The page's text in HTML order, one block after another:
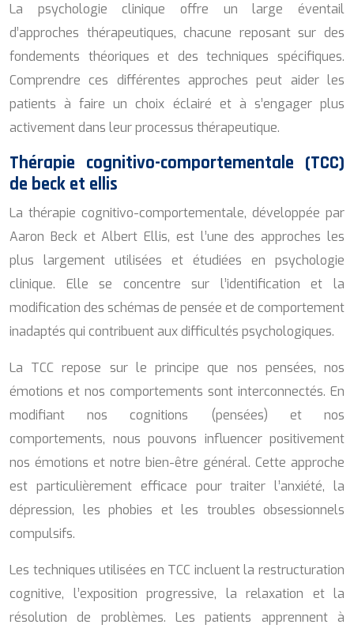
La psychologie clinique offre un large éventail
d’approches thérapeutiques, chacune reposant sur des
fondements théoriques et des techniques spécifiques.
Comprendre ces différentes approches peut aider les
patients à faire un choix éclairé et à s’engager plus
activement dans leur processus thérapeutique.
Thérapie cognitivo-comportementale (TCC)
de beck et ellis
La thérapie cognitivo-comportementale, développée par
Aaron Beck et Albert Ellis, est l’une des approches les
plus largement utilisées et étudiées en psychologie
clinique. Elle se concentre sur l’identification et la
modification des schémas de pensée et de comportement
inadaptés qui contribuent aux difficultés psychologiques.
La TCC repose sur le principe que nos pensées, nos
émotions et nos comportements sont interconnectés. En
modifiant nos cognitions (pensées) et nos
comportements, nous pouvons influencer positivement
nos émotions et notre bien-être général. Cette approche
est particulièrement efficace pour traiter l’anxiété, la
dépression, les phobies et les troubles obsessionnels
compulsifs.
Les techniques utilisées en TCC incluent la restructuration
cognitive, l’exposition progressive, la relaxation et la
résolution de problèmes. Les patients apprennent à